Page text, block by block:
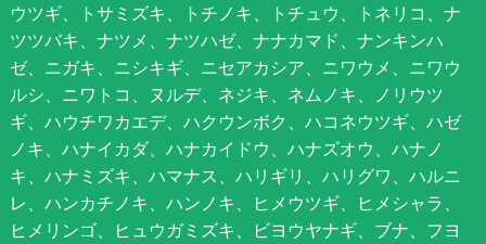
ウツギ、トサミズキ、トチノキ、トチュウ、トネリコ、ナ
ツツバキ、ナツメ、ナツハゼ、ナナカマド、ナンキンハ
ゼ、ニガキ、ニシキギ、ニセアカシア、ニワウメ、ニワウ
ルシ、ニワトコ、ヌルデ、ネジキ、ネムノキ、ノリウツ
ギ、ハウチワカエデ、ハクウンボク、ハコネウツギ、ハゼ
ノキ、ハナイカダ、ハナカイドウ、ハナズオウ、ハナノ
キ、ハナミズキ、ハマナス、ハリギリ、ハリグワ、ハルニ
レ、ハンカチノキ、ハンノキ、ヒメウツギ、ヒメシャラ、
ヒメリンゴ、ヒュウガミズキ、ビヨウヤナギ、ブナ、フヨ